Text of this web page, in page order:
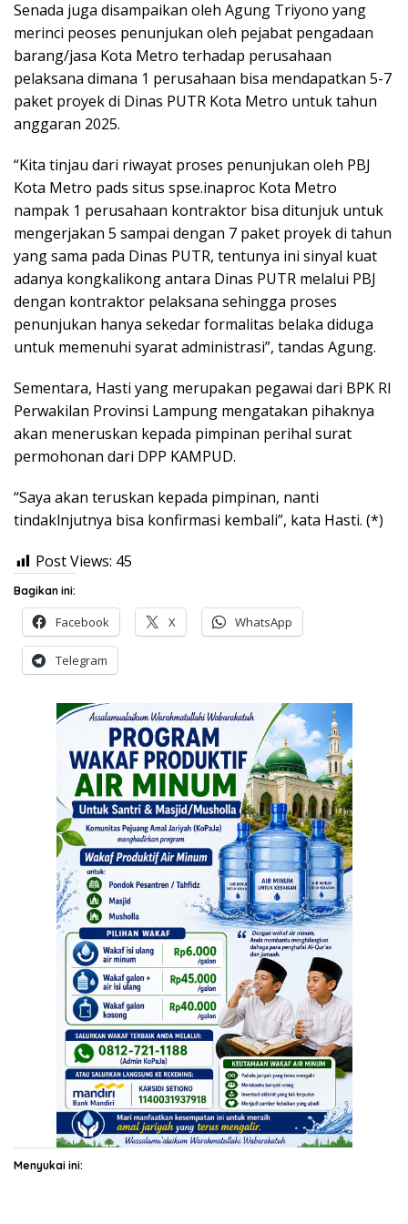
Senada juga disampaikan oleh Agung Triyono yang
merinci peoses penunjukan oleh pejabat pengadaan
barang/jasa Kota Metro terhadap perusahaan
pelaksana dimana 1 perusahaan bisa mendapatkan 5-7
paket proyek di Dinas PUTR Kota Metro untuk tahun
anggaran 2025.
“Kita tinjau dari riwayat proses penunjukan oleh PBJ
Kota Metro pads situs spse.inaproc Kota Metro
nampak 1 perusahaan kontraktor bisa ditunjuk untuk
mengerjakan 5 sampai dengan 7 paket proyek di tahun
yang sama pada Dinas PUTR, tentunya ini sinyal kuat
adanya kongkalikong antara Dinas PUTR melalui PBJ
dengan kontraktor pelaksana sehingga proses
penunjukan hanya sekedar formalitas belaka diduga
untuk memenuhi syarat administrasi”, tandas Agung.
Sementara, Hasti yang merupakan pegawai dari BPK RI
Perwakilan Provinsi Lampung mengatakan pihaknya
akan meneruskan kepada pimpinan perihal surat
permohonan dari DPP KAMPUD.
“Saya akan teruskan kepada pimpinan, nanti
tindaklnjutnya bisa konfirmasi kembali”, kata Hasti. (*)
Post Views: 45
Bagikan ini:
Facebook X WhatsApp
Telegram
Menyukai ini: